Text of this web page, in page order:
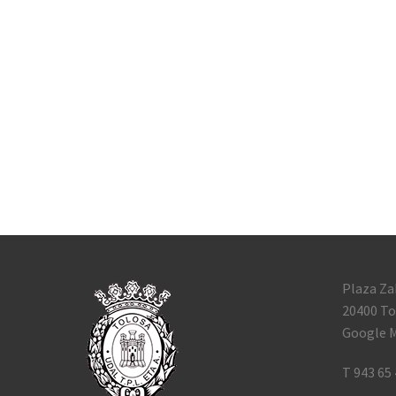
Plaza
20400
Google
T 943 65